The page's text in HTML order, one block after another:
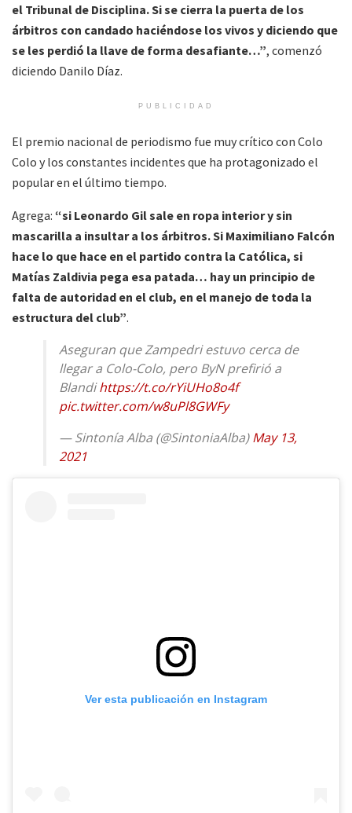
el Tribunal de Disciplina. Si se cierra la puerta de los
árbitros con candado haciéndose los vivos y diciendo que
se les perdió la llave de forma desafiante…”, comenzó
diciendo Danilo Díaz.
PUBLICIDAD
El premio nacional de periodismo fue muy crítico con Colo
Colo y los constantes incidentes que ha protagonizado el
popular en el último tiempo.
Agrega: “si Leonardo Gil sale en ropa interior y sin
mascarilla a insultar a los árbitros. Si Maximiliano Falcón
hace lo que hace en el partido contra la Católica, si
Matías Zaldivia pega esa patada… hay un principio de
falta de autoridad en el club, en el manejo de toda la
estructura del club”.
Aseguran que Zampedri estuvo cerca de
llegar a Colo-Colo, pero ByN prefirió a
Blandihttps://t.co/rYiUHo8o4f
pic.twitter.com/w8uPl8GWFy
— Sintonía Alba (@SintoniaAlba)May 13,
2021
Ver esta publicación en Instagram